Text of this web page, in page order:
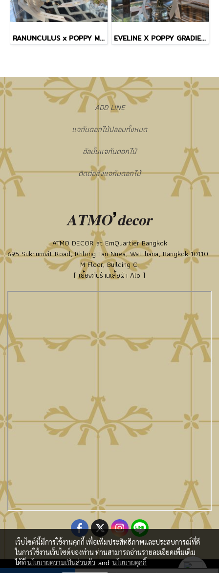
RANUNCULUS x POPPY MINI VASE EVELINE X POPPY GRADIENT VASE
​ADD LINE
แจกันดอกไม้ปลอมทั้งหมด
อัลบั้มแจกันดอกไม้
ติดต่อสั่งแจกันดอกไม้
ATMO DECOR at EmQuartier Bangkok
695 Sukhumvit Road, Khlong Tan Nuea, Watthana, Bangkok 10110.
M Floor, Building C.
( เยื้องกับร้านเสื้อผ้า Alo )
Copy Right By Atmo Decor Co., Ltd. atmo@seveninnotech.com
เว็บไซต์นี้มีการใช้งานคุกกี้ เพื่อเพิ่มประสิทธิภาพและประสบการณ์ที่ดี
ในการใช้งานเว็บไซต์ของท่าน ท่านสามารถอ่านรายละเอียดเพิ่มเติม
ได้ที่นโยบายความเป็นส่วนตัวandนโยบายคุกกี้